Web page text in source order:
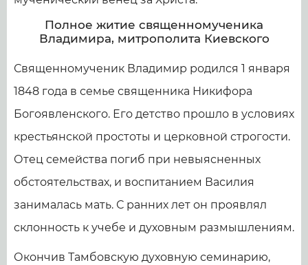
Полное житие священномученика
Владимира, митрополита Киевского
Священномученик Владимир родился 1 января
1848 года в семье священника Никифора
Богоявленского. Его детство прошло в условиях
крестьянской простоты и церковной строгости.
Отец семейства погиб при невыясненных
обстоятельствах, и воспитанием Василия
занималась мать. С ранних лет он проявлял
склонность к учебе и духовным размышлениям.
Окончив Тамбовскую духовную семинарию,